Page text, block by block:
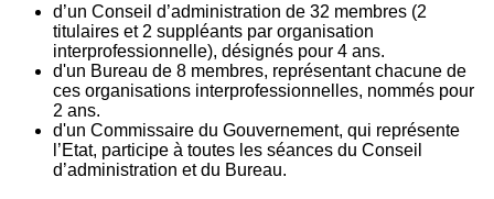
d’un Conseil d’administration de 32 membres (2
titulaires et 2 suppléants par organisation
interprofessionnelle), désignés pour 4 ans.
d'un Bureau de 8 membres, représentant chacune de
ces organisations interprofessionnelles, nommés pour
2 ans.
d'un Commissaire du Gouvernement, qui représente
l’Etat, participe à toutes les séances du Conseil
d’administration et du Bureau.